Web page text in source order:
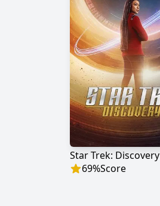
Star Trek: Discovery
69%Score